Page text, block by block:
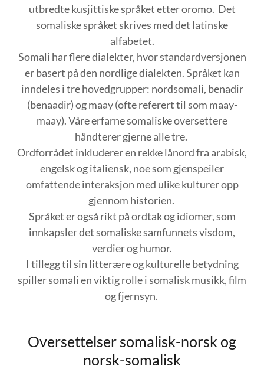
utbredte kusjittiske språket etter oromo. Det
somaliske språket skrives med det latinske
alfabetet.
Somali har flere dialekter, hvor standardversjonen
er basert på den nordlige dialekten. Språket kan
inndeles i tre hovedgrupper: nordsomali, benadir
(benaadir) og maay (ofte referert til som maay-
maay). Våre erfarne somaliske oversettere
håndterer gjerne alle tre.
Ordforrådet inkluderer en rekke lånord fra arabisk,
engelsk og italiensk, noe som gjenspeiler
omfattende interaksjon med ulike kulturer opp
gjennom historien.
Språket er også rikt på ordtak og idiomer, som
innkapsler det somaliske samfunnets visdom,
verdier og humor.
I tillegg til sin litterære og kulturelle betydning
spiller somali en viktig rolle i somalisk musikk, film
og fjernsyn.
Oversettelser somalisk-norsk og
norsk-somalisk